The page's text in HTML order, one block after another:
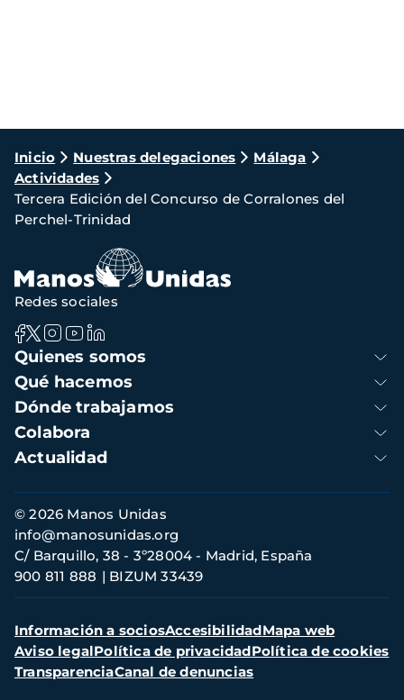
Ruta
de
navegación
Inicio Nuestras delegaciones
Málaga
Actividades
Tercera Edición del Concurso de Corralones del
Perchel-Trinidad
Navegación
principal
Quienes somos
Qué hacemos
Dónde trabajamos
Colabora
Actualidad
Redes sociales
Información
de
contacto
© 2026 Manos Unidas
C/ Barquillo, 38 - 3º28004 - Madrid, España
900 811 888
BIZUM 33439
info@manosunidas.org
Menú
secundario
Información a sociosAccesibilidadMapa web
Aviso legalPolítica de privacidadPolítica de cookies
TransparenciaCanal de denuncias